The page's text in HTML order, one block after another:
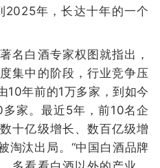
年，长达十年的一个
名白酒专家权图就指出，
集中的阶段，行业竞争压
10年前的1万多家，到如今
家。最近5年，前10名企
十亿级增长、数百亿级增
淘汰出局。“中国白酒品牌